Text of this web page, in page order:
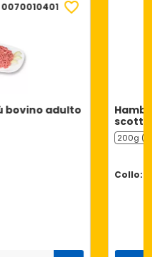
0070010401
bovino adulto
200g (2
Collo: